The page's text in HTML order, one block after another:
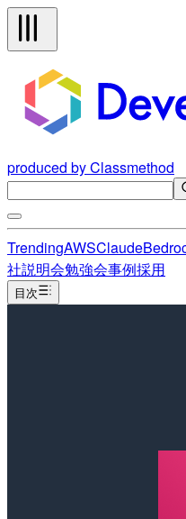
produced by Classmethod
TrendingAWSClaude
社説明会勉強会事例採用
目次